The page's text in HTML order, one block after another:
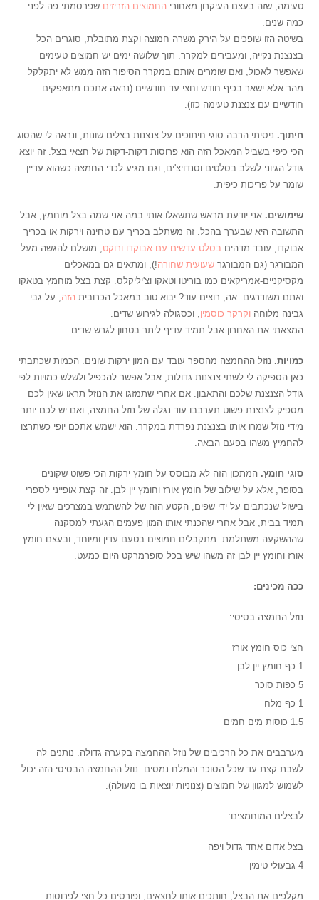
טעימה, שזה בעצם העיקרון מאחוריהחמוצים הזריזים שפרסמתי פה לפני
כמה שנים.
בשיטה הזו שופכים על הירק משרה חמוצה וקצת מתובלת, סוגרים הכל
בצנצנת נקייה, ומעבירים למקרר. תוך שלושה ימים יש חמוצים טעימים
שאפשר לאכול, ואם שומרים אותם במקרר הסיפור הזה ממש לא יתקלקל
מהר אלא ישאר בכיף חודש וחצי עד חודשיים (נראה אתכם מתאפקים
חודשיים עם צנצנת טעימה כזו).
חיתוך. ניסיתי הרבה סוגי חיתוכים על צנצנות בצלים שונות, ונראה לי שהסוג
הכי כיפי בשביל המאכל הזה הוא פרוסות דקות-דקות של חצאי בצל. זה יוצא
גודל הגיוני לשלב בסלטים וסנדויצ'ים, וגם מגיע לכדי החמצה כשהוא עדיין
שומר על פריכות כיפית.
שימושים.אני יודעת מראש שתשאלו אותי במה אני שמה בצל מוחמץ, אבל
התשובה היא שבערך בהכל. זה משתלב בכריך עם טחינה וירקות או בכריך
אבוקדו, עובד מדהיםבסלט עדשים עם אבוקדו ורוקט, מושלם להגשה מעל
המבורגר (גם המבורגרשעועית שחורה!), ומתאים גם במאכלים
מקסיקניים-אמריקאים כמו בוריטו וטאקו וצ'יליקלס. קצת בצל מוחמץ בטאקו
ואתם משודרגים. אה, רוצים עוד? יבוא טוב במאכל הכרוביתהזה, על גבי
גבינה מלוחהוקרקר כוסמין, וכסגולה לגירוש שדים.
המצאתי את האחרון אבל תמיד עדיף ליתר בטחון לגרש שדים.
כמויות. נוזל ההחמצה מהספר עובד עם המון ירקות שונים. הכמות שכתבתי
כאן הספיקה לי לשתי צנצנות גדולות, אבל אפשר להכפיל ולשלש כמויות לפי
גודל הצנצנת שלכם והתאבון. אם אחרי שתמזגו את הנוזל תראו שאין לכם
מספיק לצנצנת פשוט תערבבו עוד נגלה של נוזל החמצה, ואם יש לכם יותר
מידי נוזל שמרו אותו בצנצנת נפרדת במקרר. הוא ישמש אתכם יופי כשתרצו
להחמיץ משהו בפעם הבאה.
סוגי חומץ.המתכון הזה לא מבוסס על חומץ ירקות הכי פשוט שקונים
בסופר, אלא על שילוב של חומץ אורז וחומץ יין לבן. זה קצת אופייני לספרי
בישול שנכתבים על ידי שפים, הקטע הזה של להשתמש במצרכים שאין לי
תמיד בבית, אבל אחרי שהכנתי אותו המון פעמים הגעתי למסקנה
שההשקעה משתלמת. מתקבלים חמוצים בטעם עדין ומיוחד, ובעצם חומץ
אורז וחומץ יין לבן זה משהו שיש בכל סופרמרקט היום כמעט.
ככה מכינים:
נוזל החמצה בסיסי:
חצי כוס חומץ אורז
1 כף חומץ יין לבן
5 כפות סוכר
1 כף מלח
1.5 כוסות מים חמים
מערבבים את כל הרכיבים של נוזל ההחמצה בקערה גדולה. נותנים לה
לשבת קצת עד שכל הסוכר והמלח נמסים. נוזל ההחמצה הבסיסי הזה יכול
לשמוש למגוון של חמוצים (צנוניות יוצאות בו מעולה).
לבצלים המוחמצים:
בצל אדום אחד גדול ויפה
4 גבעולי טימין
מקלפים את הבצל, חותכים אותו לחצאים, ופורסים כל חצי לפרוסות